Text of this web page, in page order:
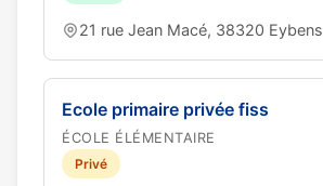
21 rue Jean Macé, 38320 Eybens
Ecole primaire privée fiss
ÉCOLE ÉLÉMENTAIRE
Privé